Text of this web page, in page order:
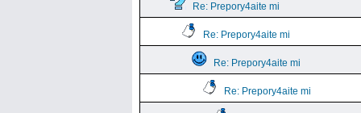
Re: Prepory4aite mi
Re: Prepory4aite mi
Re: Prepory4aite mi
Re: Prepory4aite mi